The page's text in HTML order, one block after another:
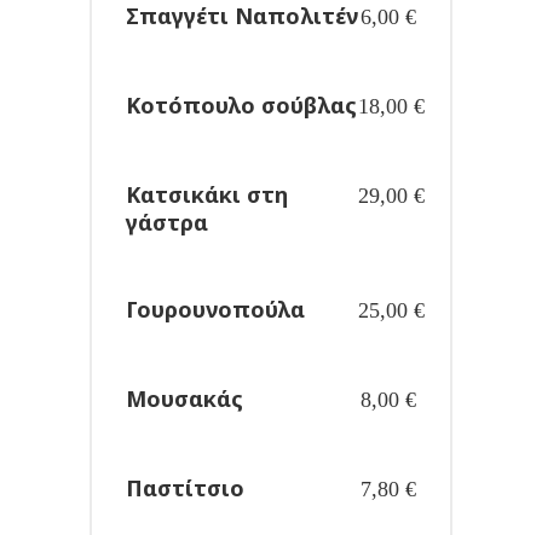
Σπαγγέτι Ναπολιτέν6,00 €
Κοτόπουλο σούβλας18,00 €
Κατσικάκι στη
γάστρα
29,00 €
Γουρουνοπούλα 25,00 €
Μουσακάς 8,00 €
Παστίτσιο 7,80 €